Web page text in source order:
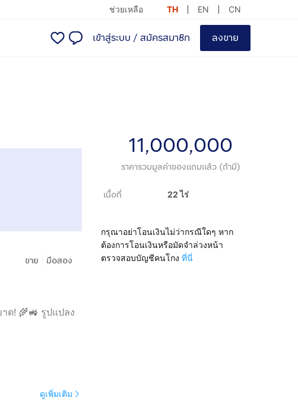
ช่วยเหลือ TH EN CN
เข้าสู่ระบบ / สมัครสมาชิก ลงขาย
ขาย มือสอง
ด! 🌾🚜 รูปแปลง
11,000,000
ราคารวมมูลค่าของแถมแล้ว (ถ้ามี)
เนื้อที่ 22 ไร่
กรุณาอย่าโอนเงินไม่ว่ากรณีใดๆ หาก
ต้องการโอนเงินหรือมัดจำล่วงหน้า
ตรวจสอบบัญชีคนโกง ที่นี่
ดูเพิ่มเติม